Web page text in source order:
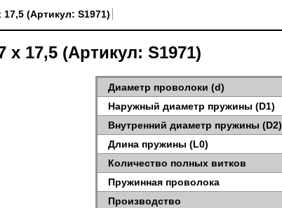
(Артикул: S1971)
17,5 (Артикул: S1971)
Диаметр проволоки (d)
Наружный диаметр пружины (D1)
Внутренний диаметр пружины (D2)
Длина пружины (L0)
Количество полных витков
Пружинная проволока
Производство